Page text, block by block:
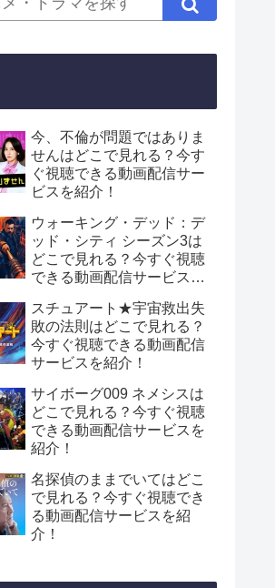
今、不倫が問題ではありま
せんはどこで見れる？今す
ぐ視聴できる動画配信サー
ビスを紹介！
ウォーキング・デッド：デ
ッド・シティ シーズン3は
どこで見れる？今すぐ視聴
できる動画配信サービスを
スチュアート★宇宙救出失
敗の法則はどこで見れる？
今すぐ視聴できる動画配信
サービスを紹介！
サイボーグ009 ネメシスは
どこで見れる？今すぐ視聴
できる動画配信サービスを
紹介！
名探偵のままでいてはどこ
で見れる？今すぐ視聴でき
る動画配信サービスを紹
介！